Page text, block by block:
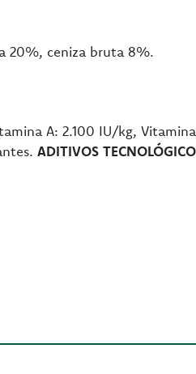
20%, ceniza bruta 8%.
A: 2.100 IU/kg,
ADITIVOS